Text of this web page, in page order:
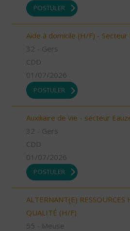
POSTULER
Aide à domicile (H/F) - Secteur
32 - Gers
CDD
01/07/2026
POSTULER
Auxiliaire de vie - secteur
32 - Gers
CDD
01/07/2026
POSTULER
ALTERNANT(E) RESSOURCES
QUALITÉ (H/F)
55 - Meuse